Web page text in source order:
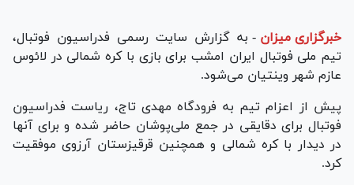
خبرگزاری میزان - به گزارش سایت رسمی فدراسیون فوتبال،
تیم ملی فوتبال ایران امشب برای بازی با کره شمالی در لائوس
عازم شهر وینتیان می‌شود.
پیش از اعزام تیم به فرودگاه مهدی تاج، ریاست فدراسیون
فوتبال برای دقایقی در جمع ملی‌پوشان حاضر شده و برای آنها
در دیدار با کره شمالی و همچنین قرقیزستان آرزوی موفقیت
کرد.